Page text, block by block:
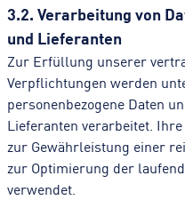
3.2. Verarbeitung von
und Lieferanten
Zur Erfüllung unserer
Verpflichtungen werden
personenbezogene Daten
Lieferanten verarbeitet.
zur Gewährleistung einer
zur Optimierung der
verwendet.